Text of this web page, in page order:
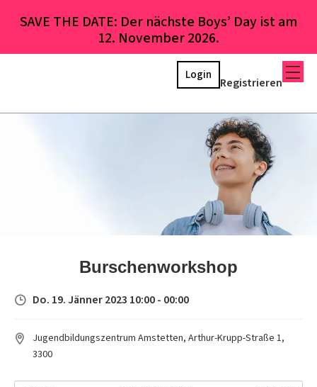
SAVE THE DATE: Der nächste Boys’ Day ist am
12. November 2026.
Registrieren
Login
Burschenworkshop
Do. 19. Jänner 2023 10:00 - 00:00
Jugendbildungszentrum Amstetten, Arthur-Krupp-Straße 1,
3300